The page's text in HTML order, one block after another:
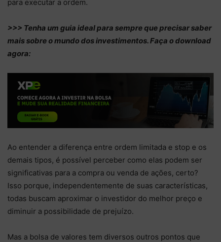
para executar a ordem.
>>> Tenha um guia ideal para sempre que precisar saber
mais sobre o mundo dos investimentos. Faça o download
agora:
Ao entender a diferença entre ordem limitada e stop e os
demais tipos, é possível perceber como elas podem ser
significativas para a compra ou venda de ações, certo?
Isso porque, independentemente de suas características,
todas buscam aproximar o investidor do melhor preço e
diminuir a possibilidade de prejuízo.
Mas a bolsa de valores tem diversos outros pontos que